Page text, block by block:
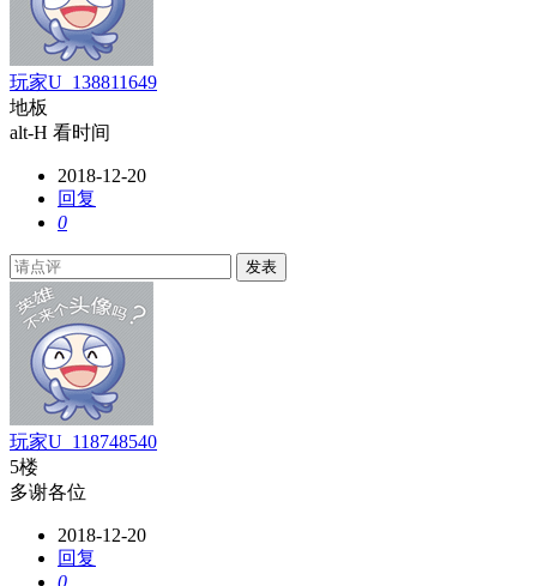
玩家U_138811649
地板
alt-H 看时间
2018-12-20
回复
0
发表
玩家U_118748540
5楼
多谢各位
2018-12-20
回复
0